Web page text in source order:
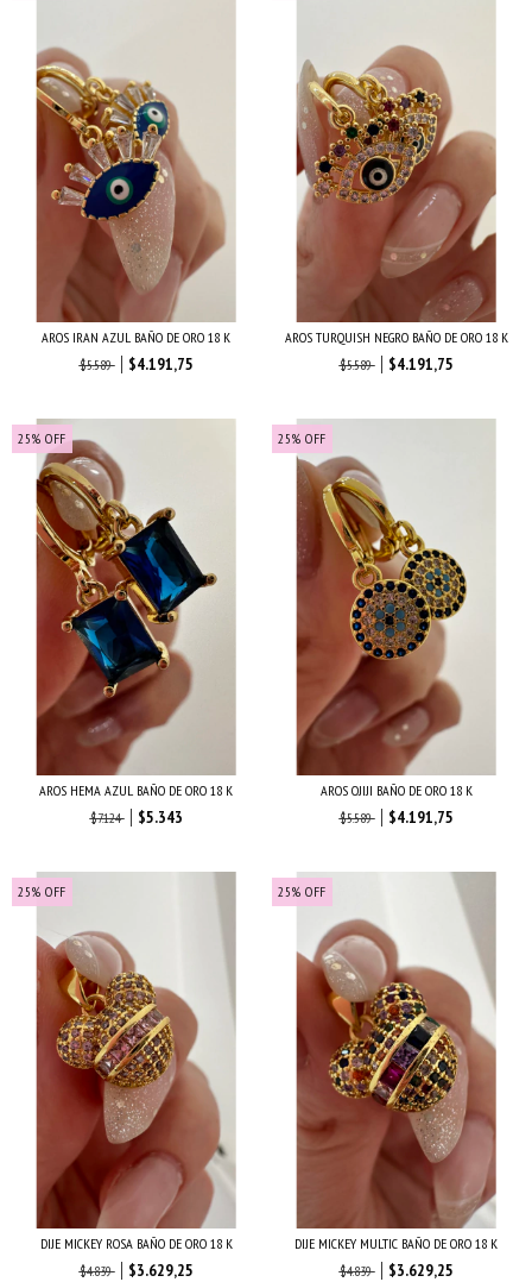
AROS IRAN AZUL BAÑO DE ORO 18 K
$5.589
$4.191,75
AROS TURQUISH NEGRO BAÑO DE ORO 18 K
$5.589
$4.191,75
25% OFF
AROS HEMA AZUL BAÑO DE ORO 18 K
$7.124
$5.343
25% OFF
AROS OJIJI BAÑO DE ORO 18 K
$5.589
$4.191,75
25% OFF
DIJE MICKEY ROSA BAÑO DE ORO 18 K
$4.839
$3.629,25
25% OFF
DIJE MICKEY MULTIC BAÑO DE ORO 18 K
$4.839
$3.629,25